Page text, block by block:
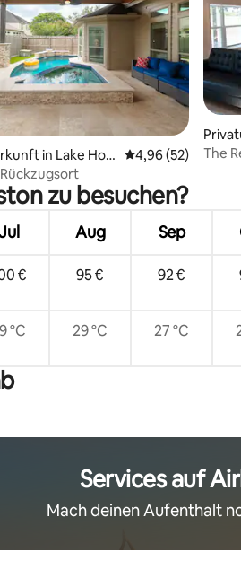
5 von 5, 9 Bewertungen
in Lake Hou
Durchschnittliche
4,96 (52)
The
zu besuchen?
Aug Sep
€ 95 € 92 €
°C 29 °C 27 °C
Services auf
Mach deinen Aufenthalt